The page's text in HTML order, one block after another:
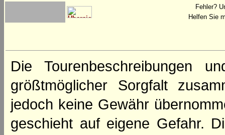
Fehler?
Helfen Sie
Die Tourenbeschreibungen
größtmöglicher Sorgfalt
jedoch keine Gewähr
geschieht auf eigene Gefahr.